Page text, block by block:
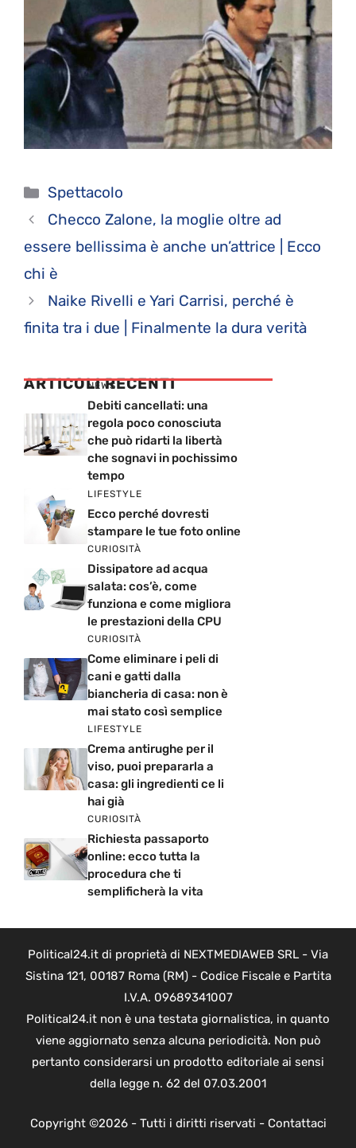
Categorie
Spettacolo
Checco Zalone, la moglie oltre ad
essere bellissima è anche un’attrice | Ecco
chi è
Naike Rivelli e Yari Carrisi, perché è
finita tra i due | Finalmente la dura verità
ARTICOLI RECENTI
NEWS
Debiti cancellati: una
regola poco conosciuta
che può ridarti la libertà
che sognavi in pochissimo
tempo
LIFESTYLE
Ecco perché dovresti
stampare le tue foto online
CURIOSITÀ
Dissipatore ad acqua
salata: cos’è, come
funziona e come migliora
le prestazioni della CPU
CURIOSITÀ
Come eliminare i peli di
cani e gatti dalla
biancheria di casa: non è
mai stato così semplice
LIFESTYLE
Crema antirughe per il
viso, puoi prepararla a
casa: gli ingredienti ce li
hai già
CURIOSITÀ
Richiesta passaporto
online: ecco tutta la
procedura che ti
semplificherà la vita
Political24.it di proprietà di NEXTMEDIAWEB SRL - Via
Sistina 121, 00187 Roma (RM) - Codice Fiscale e Partita
I.V.A. 09689341007
Political24.it non è una testata giornalistica, in quanto
viene aggiornato senza alcuna periodicità. Non può
pertanto considerarsi un prodotto editoriale ai sensi
della legge n. 62 del 07.03.2001
Copyright ©2026 - Tutti i diritti riservati - Contattaci